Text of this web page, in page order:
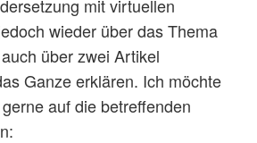
mit virtuellen
wieder über das Thema
über zwei Artikel
Ganze erklären. Ich möchte
auf die betreffenden